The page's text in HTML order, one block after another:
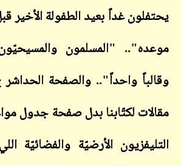
يحتفلون غداً بعيد الطفولة الأخير
موعده".. "المسلمون
وقالباً واحداً".. والصفحة
مقالات لكتّابنا بدل صفحة جدول
التليفزيون الأرضيّة والفضائيّة